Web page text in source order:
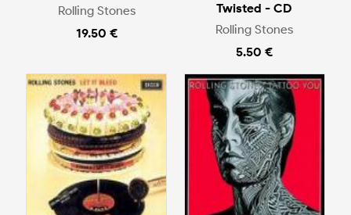
Rolling Stones
19.50 €
Twisted - CD
Rolling Stones
5.50 €